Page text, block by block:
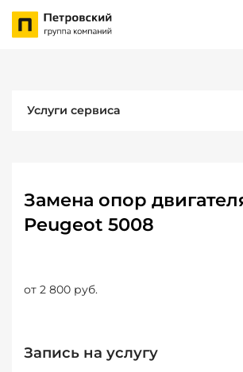
Услуги сервиса
Замена опор
Peugeot 5008
от 2 800 руб.
Запись на услугу